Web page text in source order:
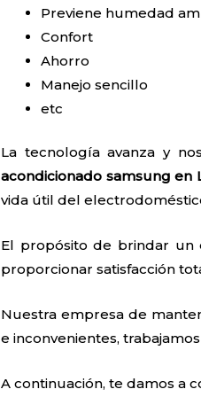
Previene humedad
Confort
Ahorro
Manejo sencillo
etc
La tecnología avanza y
acondicionado samsung en
vida útil del
El propósito de brindar un
proporcionar satisfacción
Nuestra empresa de
e inconvenientes,
A continuación, te damos a